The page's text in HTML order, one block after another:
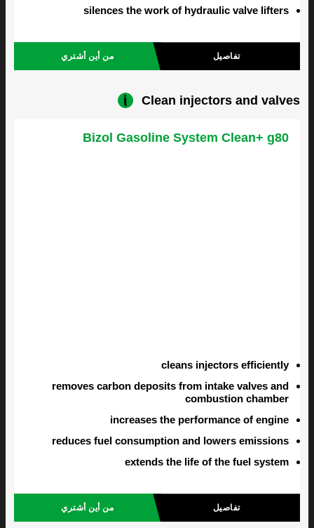
silences the work of hydraulic valve lifters
تفاصيل من أين أشتري
Clean injectors and valves
Bizol Gasoline System Clean+ g80
cleans injectors efficiently
removes carbon deposits from intake valves and
combustion chamber
increases the performance of engine
reduces fuel consumption and lowers emissions
extends the life of the fuel system
تفاصيل من أين أشتري